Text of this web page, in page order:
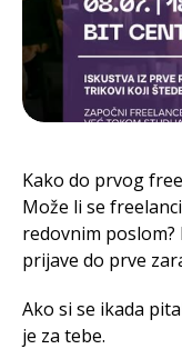
Kako do prvog
Može li se
redovnim
prijave do prve
Ako si se ikada
je za tebe.